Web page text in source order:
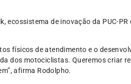
de inovação da PUC-
físicos de atendimento e o
dos motociclistas. Queremos criar
afirma Rodolpho.